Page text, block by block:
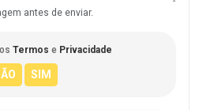
antes de enviar.
Termos e Privacidade